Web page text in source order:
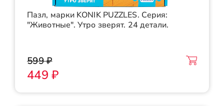
Пазл, марки KONIK PUZZLES. Серия:
"Животные". Утро зверят. 24 детали.
599 ₽
449 ₽